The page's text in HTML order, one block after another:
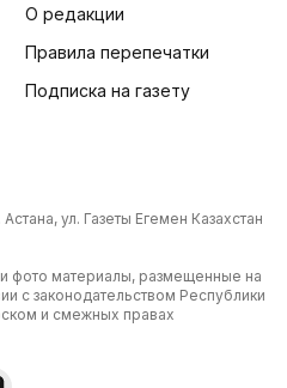
О редакции
Правила перепечатки
Подписка на газету
ул. Газеты Егемен Казахстан
фото материалы, размещенные на
с законодательством Республики
и смежных правах